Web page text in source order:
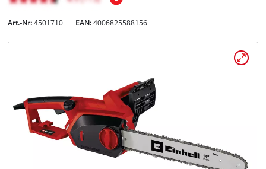
Deutsch
DE Deutsch
English
Art.-Nr: 4501710 EAN:4006825588156